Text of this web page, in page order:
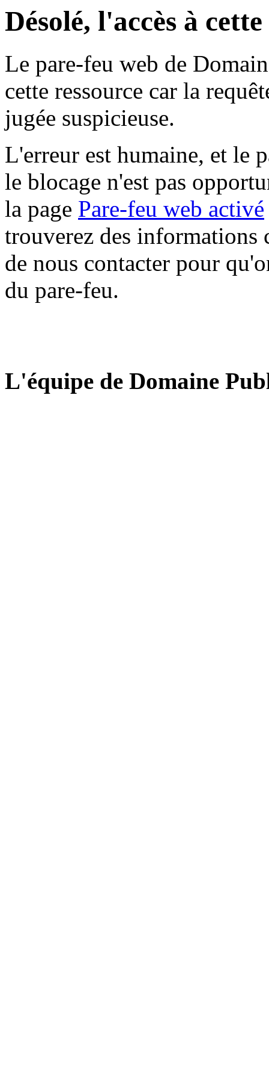
Désolé, l'accès à
Le pare-feu web de
cette ressource car la
jugée suspicieuse.
L'erreur est humaine, et le
le blocage n'est pas
la page Pare-feu web activé
trouverez des informations
de nous contacter pour
du pare-feu.
L'équipe de Domaine